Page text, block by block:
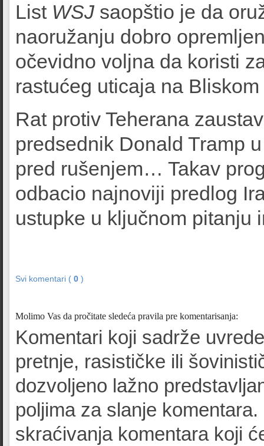
List WSJsaopštio je da
naoružanju dobro
očevidno voljna da koristi
rastućeg uticaja na
Rat protiv Teherana
predsednik Donald Tramp
pred rušenjem… Takav
odbacio najnoviji predlog
ustupke u ključnom pitanju
Svi komentari ( 0 )
Molimo Vas da pročitate sledeća pravila pre komentarisanja:
Komentari koji sadrže
pretnje, rasističke ili
dozvoljeno lažno
poljima za slanje
skraćivanja komentara koji